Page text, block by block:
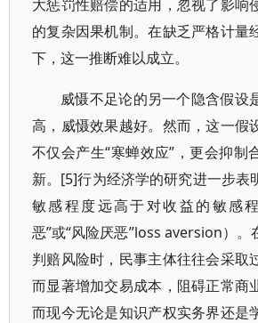
大惩罚性赔偿的适用，忽视了影响
的复杂因果机制。在缺乏严格计量
下，这一推断难以成立。
威慑不足论的另一个隐含假设
高，威慑效果越好。然而，这一假
不仅会产生“寒蝉效应”，更会抑制
新。[5]行为经济学的研究进一步表
敏感程度远高于对收益的敏感
恶”或“风险厌恶”loss aversion）。
判赔风险时，民事主体往往会采取
而显著增加交易成本，阻碍正常商
而现今无论是知识产权实务界还是